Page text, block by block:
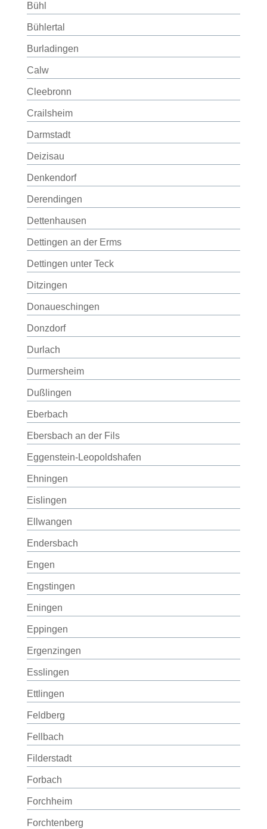
Bühl
Bühlertal
Burladingen
Calw
Cleebronn
Crailsheim
Darmstadt
Deizisau
Denkendorf
Derendingen
Dettenhausen
Dettingen an der Erms
Dettingen unter Teck
Ditzingen
Donaueschingen
Donzdorf
Durlach
Durmersheim
Dußlingen
Eberbach
Ebersbach an der Fils
Eggenstein-Leopoldshafen
Ehningen
Eislingen
Ellwangen
Endersbach
Engen
Engstingen
Eningen
Eppingen
Ergenzingen
Esslingen
Ettlingen
Feldberg
Fellbach
Filderstadt
Forbach
Forchheim
Forchtenberg